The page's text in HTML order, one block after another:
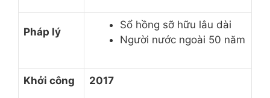
Pháp lý
Sổ hồng sỡ hữu lâu dài
Người nước ngoài 50 năm
Khởi công 2017